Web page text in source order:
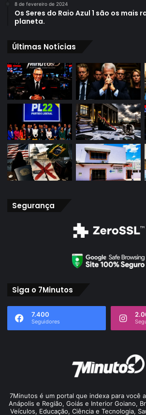
8 de fevereiro de 2024
Os Seres do Raio Azul 1 são os mais
planeta.
Últimas Notícias
Segurança
Siga o 7Minutos
7.400
Seguidores
7Minutos é um portal que indexa para você
Anápolis e Região, Goiás e Interior Goiano,
Veículos, Educação, Ciência e Tecnologia,